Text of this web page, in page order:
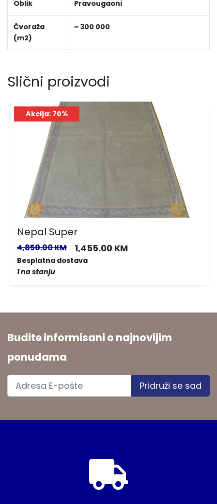
Oblik Pravougaoni
Čvoraža
(m2)
~ 300 000
Slični proizvodi
Akcija: 70%
Nepal Super
4,850.00 KM 1,455.00 KM
Besplatna dostava
1 na stanju
Budite informisani o najnovijim
ponudama
Pridruži se sad